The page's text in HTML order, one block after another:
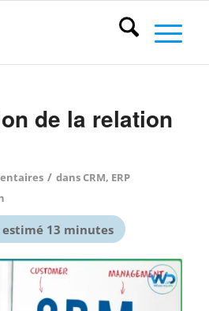
de la relation
/ dansCRM, ERP